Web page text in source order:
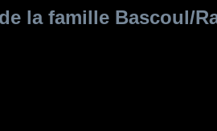
la famille Bascoul/